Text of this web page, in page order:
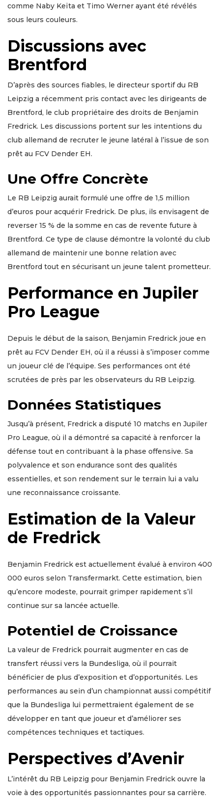
comme Naby Keïta et Timo Werner ayant été révélés
sous leurs couleurs.
Discussions avec
Brentford
D’après des sources fiables, le directeur sportif du RB
Leipzig a récemment pris contact avec les dirigeants de
Brentford, le club propriétaire des droits de Benjamin
Fredrick. Les discussions portent sur les intentions du
club allemand de recruter le jeune latéral à l’issue de son
prêt au FCV Dender EH.
Une Offre Concrète
Le RB Leipzig aurait formulé une offre de 1,5 million
d’euros pour acquérir Fredrick. De plus, ils envisagent de
reverser 15 % de la somme en cas de revente future à
Brentford. Ce type de clause démontre la volonté du club
allemand de maintenir une bonne relation avec
Brentford tout en sécurisant un jeune talent prometteur.
Performance en Jupiler
Pro League
Depuis le début de la saison, Benjamin Fredrick joue en
prêt au FCV Dender EH, où il a réussi à s’imposer comme
un joueur clé de l’équipe. Ses performances ont été
scrutées de près par les observateurs du RB Leipzig.
Données Statistiques
Jusqu’à présent, Fredrick a disputé 10 matchs en Jupiler
Pro League, où il a démontré sa capacité à renforcer la
défense tout en contribuant à la phase offensive. Sa
polyvalence et son endurance sont des qualités
essentielles, et son rendement sur le terrain lui a valu
une reconnaissance croissante.
Estimation de la Valeur
de Fredrick
Benjamin Fredrick est actuellement évalué à environ 400
000 euros selon Transfermarkt. Cette estimation, bien
qu’encore modeste, pourrait grimper rapidement s’il
continue sur sa lancée actuelle.
Potentiel de Croissance
La valeur de Fredrick pourrait augmenter en cas de
transfert réussi vers la Bundesliga, où il pourrait
bénéficier de plus d’exposition et d’opportunités. Les
performances au sein d’un championnat aussi compétitif
que la Bundesliga lui permettraient également de se
développer en tant que joueur et d’améliorer ses
compétences techniques et tactiques.
Perspectives d’Avenir
L’intérêt du RB Leipzig pour Benjamin Fredrick ouvre la
voie à des opportunités passionnantes pour sa carrière.